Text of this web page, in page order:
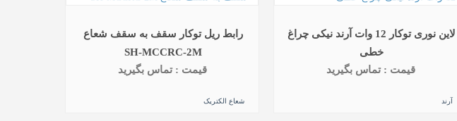
لاین نوری توکار 12 وات آرند نیکی چراغ
خطی
قیمت : تماس بگیرید
آرند
رابط ریل توکار سقف به سقف شعاع
SH-MCCRC-2M
قیمت : تماس بگیرید
شعاع الکتریک